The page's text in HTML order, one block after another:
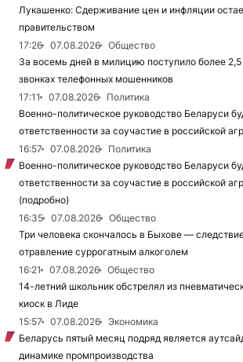
Лукашенко: Сдерживание цен и инфляции
правительством
17:26
07.08.2026
Общество
За восемь дней в милицию поступило более
звонках телефонных мошенников
17:11
07.08.2026
Политика
Военно-политическое руководство Беларуси
ответственности за соучастие в российской
16:57
07.08.2026
Политика
Военно-политическое руководство Беларуси
ответственности за соучастие в российской
(подробно)
16:35
07.08.2026
Общество
Три человека скончалось в Быхове —
отравление суррогатным алкоголем
16:21
07.08.2026
Общество
14-летний школьник обстрелял из
киоск в Лиде
15:57
07.08.2026
Экономика
Беларусь пятый месяц подряд является
динамике промпроизводства